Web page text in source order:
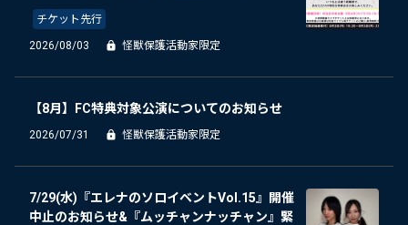
チケット先行
2026/08/03 怪獣保護活動家限定
【8月】FC特典対象公演についてのお知らせ
2026/07/31 怪獣保護活動家限定
7/29(水)『エレナのソロイベントVol.15』開催
中止のお知らせ&『ムッチャンナッチャン』緊